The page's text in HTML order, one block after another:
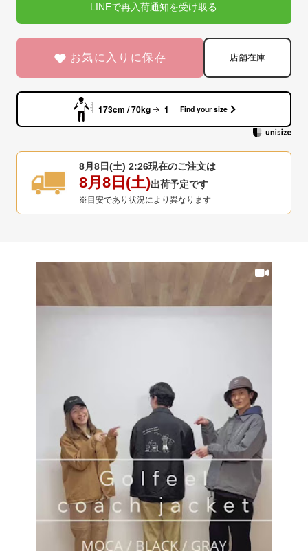
LINEで再入荷通知を受け取る
お気に入りに保存 店舗在庫
173cm / 70kg 1 Find your size
8月8日(土) 2:27現在のご注文は
8月8日(土)出荷予定です
※目安であり状況により異なります